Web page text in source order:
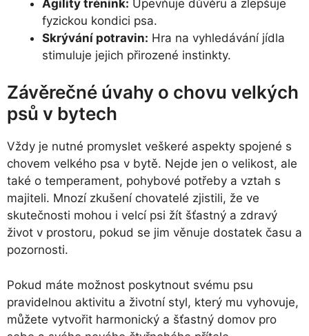
Agility trénink: Upevňuje důvěru a zlepšuje
fyzickou kondici psa.
Skrývání potravin: Hra na vyhledávání jídla
stimuluje jejich přirozené instinkty.
Závěrečné úvahy o chovu velkých
psů v bytech
Vždy je nutné promyslet veškeré aspekty spojené s
chovem velkého psa v bytě. Nejde jen o velikost, ale
také o temperament, pohybové potřeby a vztah s
majiteli. Mnozí zkušení chovatelé zjistili, že ve
skutečnosti mohou i velcí psi žít šťastný a zdravý
život v prostoru, pokud se jim věnuje dostatek času a
pozornosti.
Pokud máte možnost poskytnout svému psu
pravidelnou aktivitu a životní styl, který mu vyhovuje,
můžete vytvořit harmonický a šťastný domov pro